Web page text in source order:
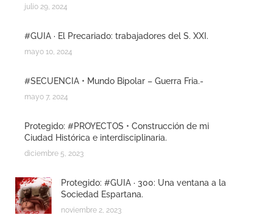
julio 29, 2024
#GUIA · El Precariado: trabajadores del S. XXI.
mayo 10, 2024
#SECUENCIA • Mundo Bipolar – Guerra Fria.-
mayo 7, 2024
Protegido: #PROYECTOS • Construcción de mi
Ciudad Histórica e interdisciplinaria.
diciembre 5, 2023
Protegido: #GUIA · 300: Una ventana a la
Sociedad Espartana.
noviembre 2, 2023